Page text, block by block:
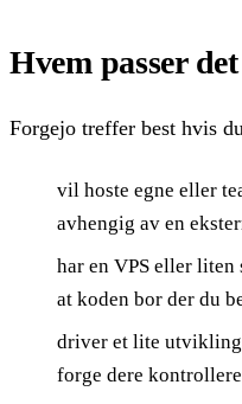
Hvem passer
Forgejo treffer best hvis
vil hoste egne eller
avhengig av en
har en VPS eller liten
at koden bor der du
driver et lite
forge dere